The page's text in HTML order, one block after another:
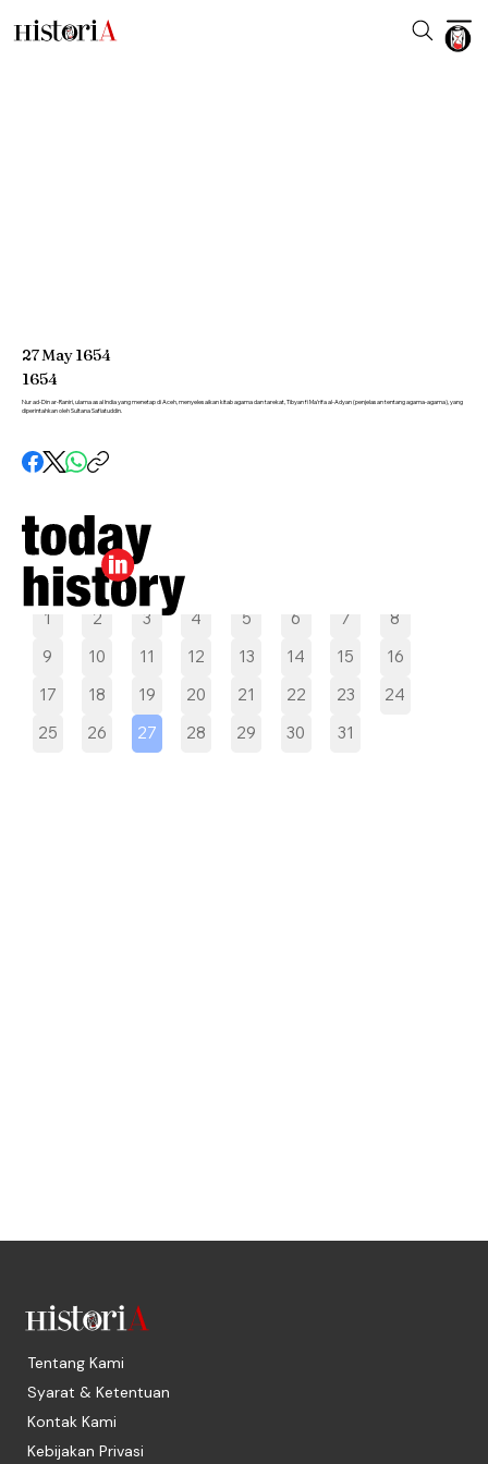
Pilih tanggal
1 2 3 4 5 6 7
8
9
10 11 12 13 14 15
16
17
18 19 20 21 22 23
24
25
26 27 28 29 30 31
27May1654
1654
Nur ad-Din ar-Raniri, ulama asal India yang menetap di Aceh, menyelesaikan kitab agama dan tarekat, Tibyan fi Ma’rifa al-Adyan (penjelasan tentang agama-agama), yang
diperintahkan oleh Sultana Safiatuddin.
Tentang Kami
Syarat & Ketentuan
Kontak Kami
Kebijakan Privasi